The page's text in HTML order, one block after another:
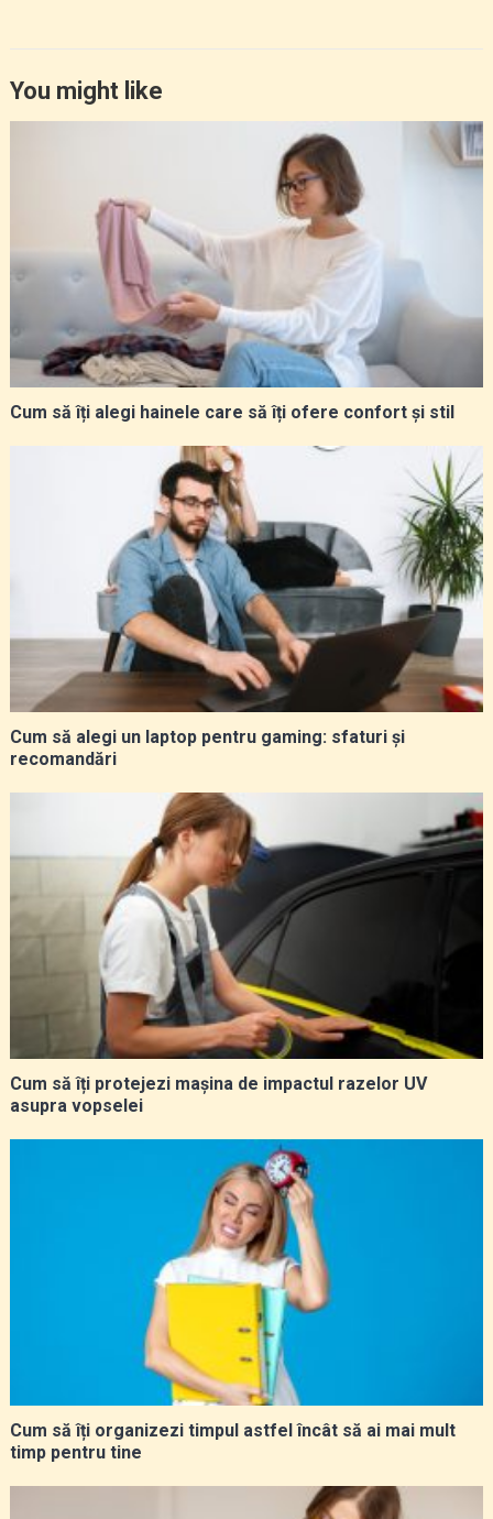
You might like
Cum să îți alegi hainele care să îți ofere confort și stil
Cum să alegi un laptop pentru gaming: sfaturi și
recomandări
Cum să îți protejezi mașina de impactul razelor UV
asupra vopselei
Cum să îți organizezi timpul astfel încât să ai mai mult
timp pentru tine